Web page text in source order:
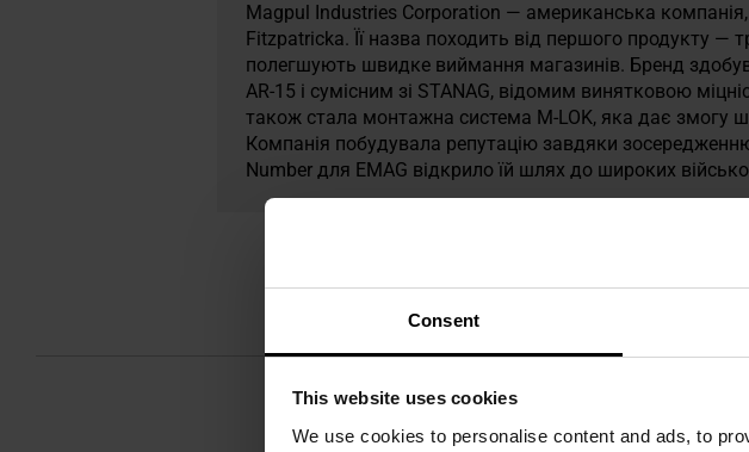
Consent
This website uses cookies
We use cookies to personalise content and ads, to
Magpul Industries Corporation — американська
Fitzpatricka. Її назва походить від першого продукту
полегшують швидке виймання магазинів. Бренд
AR-15 і сумісним зі STANAG, відомим винятковою
також стала монтажна система M-LOK, яка дає змогу
Компанія побудувала репутацію завдяки
Number для EMAG відкрило їй шлях до широких